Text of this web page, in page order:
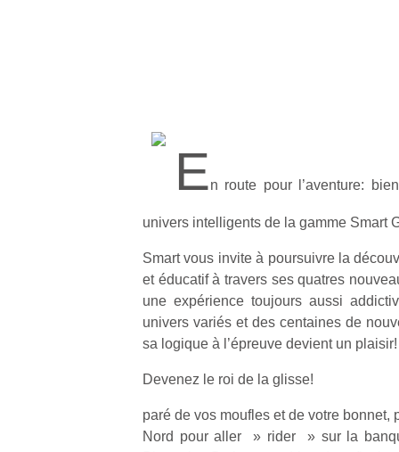
En route pour l’aventure:
univers intelligents de la gamme Smart
Smart vous invite à poursuivre la
et éducatif à travers ses quatres
une expérience toujours aussi
univers variés et des centaines de
sa logique à l’épreuve devient un plaisir!
Devenez le roi de la glisse!
paré de vos moufles et de votre bonnet,
Nord pour aller » rider » sur la